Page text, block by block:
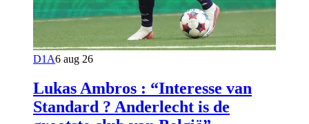
D1A6 aug 26
Lukas Ambros : “Interesse van
Standard ? Anderlecht is de